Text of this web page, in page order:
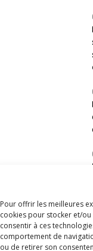
Pour offrir les meilleures
cookies pour stocker et/
consentir à ces
comportement de
ou de retirer son